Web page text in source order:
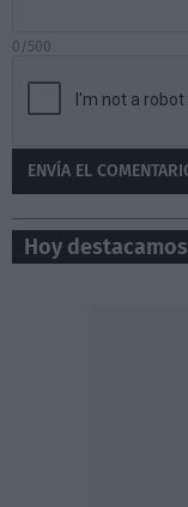
0/500
Hoy destacamos